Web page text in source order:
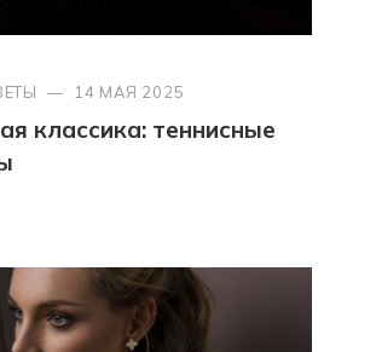
— 14 МАЯ 2025
классика: теннисные